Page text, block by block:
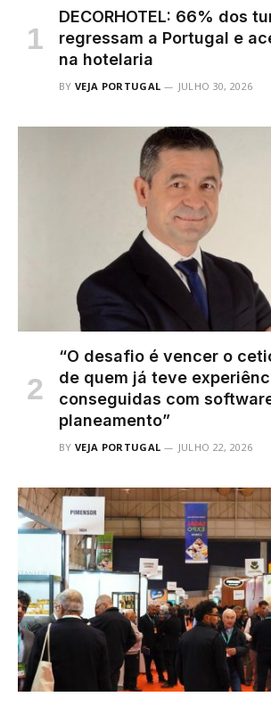
DECORHOTEL: 66% dos
regressam a Portugal e
na hotelaria
BY VEJA PORTUGAL JULHO 30, 2026
“O desafio é vencer o
de quem já teve
conseguidas com
planeamento”
BY VEJA PORTUGAL JULHO 22, 2026